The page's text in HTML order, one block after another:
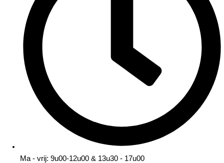
Ma - vrij: 9u00-12u00 & 13u30 - 17u00